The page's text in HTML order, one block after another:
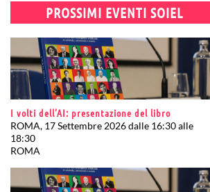
PROSSIMI EVENTI SOIEL
I volti dell’AI: presentazione del libro
ROMA, 17 Settembre 2026 dalle 16:30 alle
18:30
ROMA